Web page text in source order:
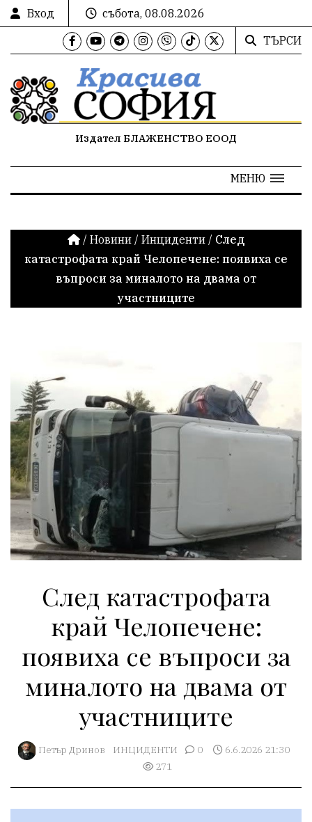
Вход
събота, 08.08.2026
ТЪРСИ
Издател БЛАЖЕНСТВО ЕООД
МЕНЮ
/ Новини / Инциденти / След
катастрофата край Челопечене: появиха се
въпроси за миналото на двама от
участниците
След катастрофата
край Челопечене:
появиха се въпроси за
миналото на двама от
участниците
Петър Дринов ИНЦИДЕНТИ 0
6.6.2026 21:30
271